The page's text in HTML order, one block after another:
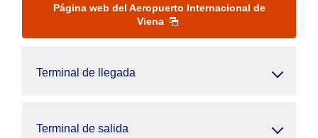
Página web del Aeropuerto Internacional de
Viena
Terminal de llegada
Terminal de salida